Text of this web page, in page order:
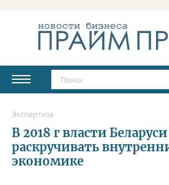
Экспертиза
В 2018 г власти
раскручивать
экономике